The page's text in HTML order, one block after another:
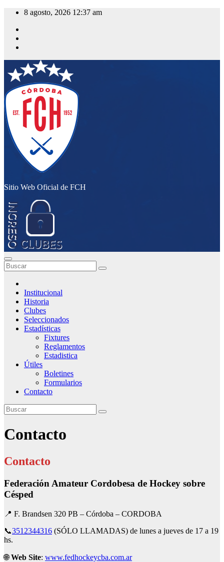
Saltar
contenido
8 agosto, 2026 12:37 am
Sitio Web Oficial de FCH
Institucional
Historia
Clubes
Seleccionados
Estadísticas
Fixtures
Reglamentos
Estadistica
Útiles
Boletines
Formularios
Contacto
Contacto
Contacto
Federación Amateur Cordobesa de Hockey sobre
Césped
📍 F. Brandsen 320 PB – Córdoba – CORDOBA
📞3512344316 (SÓLO LLAMADAS) de lunes a jueves de 17 a 19
hs.
🌐Web Site: www.fedhockeycba.com.ar